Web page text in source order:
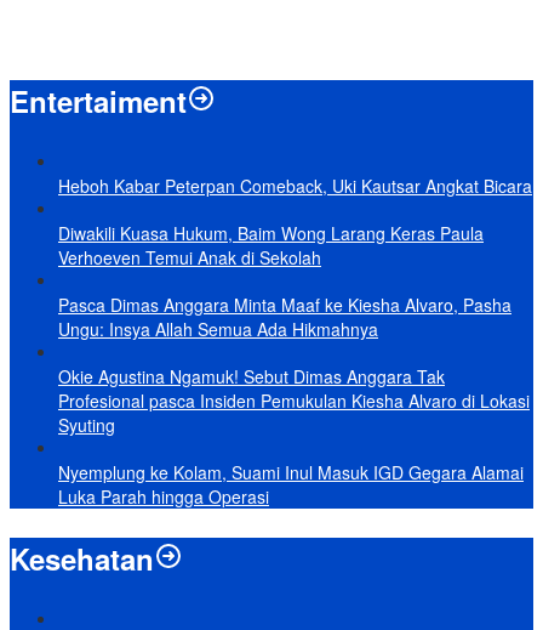
Entertaiment
Heboh Kabar Peterpan Comeback, Uki Kautsar Angkat Bicara
Diwakili Kuasa Hukum, Baim Wong Larang Keras Paula
Verhoeven Temui Anak di Sekolah
Pasca Dimas Anggara Minta Maaf ke Kiesha Alvaro, Pasha
Ungu: Insya Allah Semua Ada Hikmahnya
Okie Agustina Ngamuk! Sebut Dimas Anggara Tak
Profesional pasca Insiden Pemukulan Kiesha Alvaro di Lokasi
Syuting
Nyemplung ke Kolam, Suami Inul Masuk IGD Gegara Alamai
Luka Parah hingga Operasi
Kesehatan